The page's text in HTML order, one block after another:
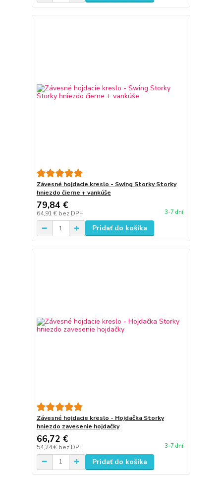
Závesné hojdacie kreslo - Swing Storky Storky
hniezdo čierne + vankúše
79,84 €
64,91 € bez DPH 3-7 dní
Pridať do košíka
Závesné hojdacie kreslo - Hojdačka Storky
hniezdo zavesenie hojdačky
66,72 €
54,24 € bez DPH 3-7 dní
Pridať do košíka